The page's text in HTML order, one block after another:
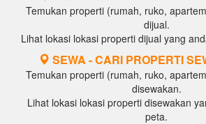
Temukan properti (rumah, ruko,
dijual.
Lihat lokasi lokasi properti dijual yang
SEWA - CARI PROPERTI
Temukan properti (rumah, ruko,
disewakan.
Lihat lokasi lokasi properti disewakan
peta.